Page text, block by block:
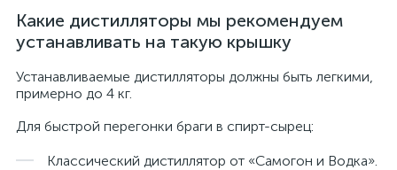
Какие дистилляторы мы рекомендуем
устанавливать на такую крышку
Устанавливаемые дистилляторы должны быть легкими,
примерно до 4 кг.
Для быстрой перегонки браги в спирт-сырец:
Классический дистиллятор от «Самогон и Водка».